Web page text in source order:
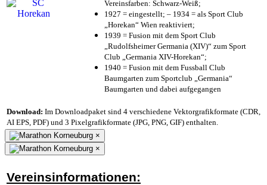
Vereinsfarben: Schwarz-Weiß;
1927 = eingestellt; – 1934 = als Sport Club
„Horekan“ Wien reaktiviert;
1939 = Fusion mit dem Sport Club
„Rudolfsheimer Germania (XIV)“ zum Sport
Club „Germania XIV-Horekan“;
1940 = Fusion mit dem Fussball Club
Baumgarten zum Sportclub „Germania“
Baumgarten und dabei aufgegangen
Download: Im Downloadpaket sind 4 verschiedene Vektorgrafikformate (CDR,
AI EPS, PDF) und 3 Pixelgrafikformate (JPG, PNG, GIF) enthalten.
×
×
Vereinsinformationen: